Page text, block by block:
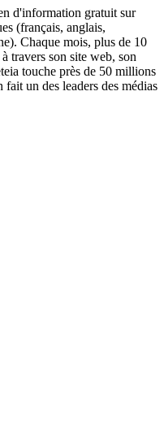
d'information gratuit sur
(français, anglais,
Chaque mois, plus de 10
travers son site web, son
touche près de 50 millions
fait un des leaders des médias